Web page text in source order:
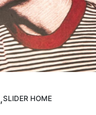
,SLIDER HOME